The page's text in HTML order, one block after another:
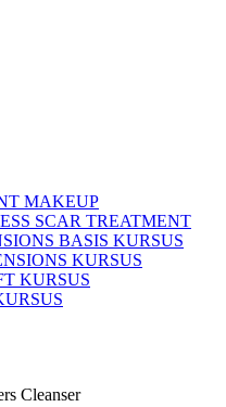
MAKEUP
SCAR TREATMENT
BASIS KURSUS
KURSUS
KURSUS
Cleanser